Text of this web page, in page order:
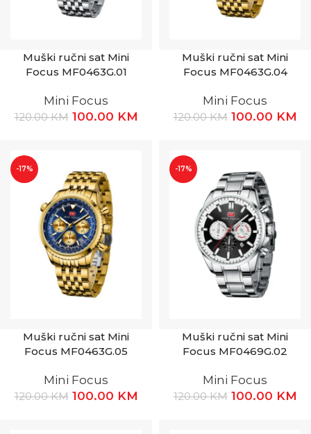
Muški ručni sat Mini
Focus MF0463G.01
Mini Focus
120.00KM 100.00 KM
Muški ručni sat Mini
Focus MF0463G.04
Mini Focus
120.00KM 100.00 KM
-17%
Muški ručni sat Mini
Focus MF0463G.05
Mini Focus
120.00KM 100.00 KM
-17%
Muški ručni sat Mini
Focus MF0469G.02
Mini Focus
120.00KM 100.00 KM